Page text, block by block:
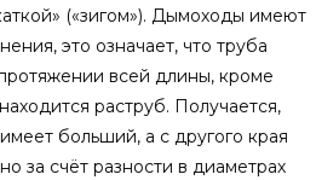
(«зигом»). Дымоходы имеют
это означает, что труба
всей длины, кроме
раструб. Получается,
больший, а с другого края
за счёт разности в диаметрах